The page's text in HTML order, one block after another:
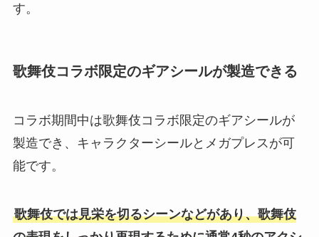
す。
歌舞伎コラボ限定のギアシールが製造できる
コラボ期間中は歌舞伎コラボ限定のギアシールが
製造でき、キャラクターシールとメガプレスが可
能です。
歌舞伎では見栄を切るシーンなどがあり、歌舞伎